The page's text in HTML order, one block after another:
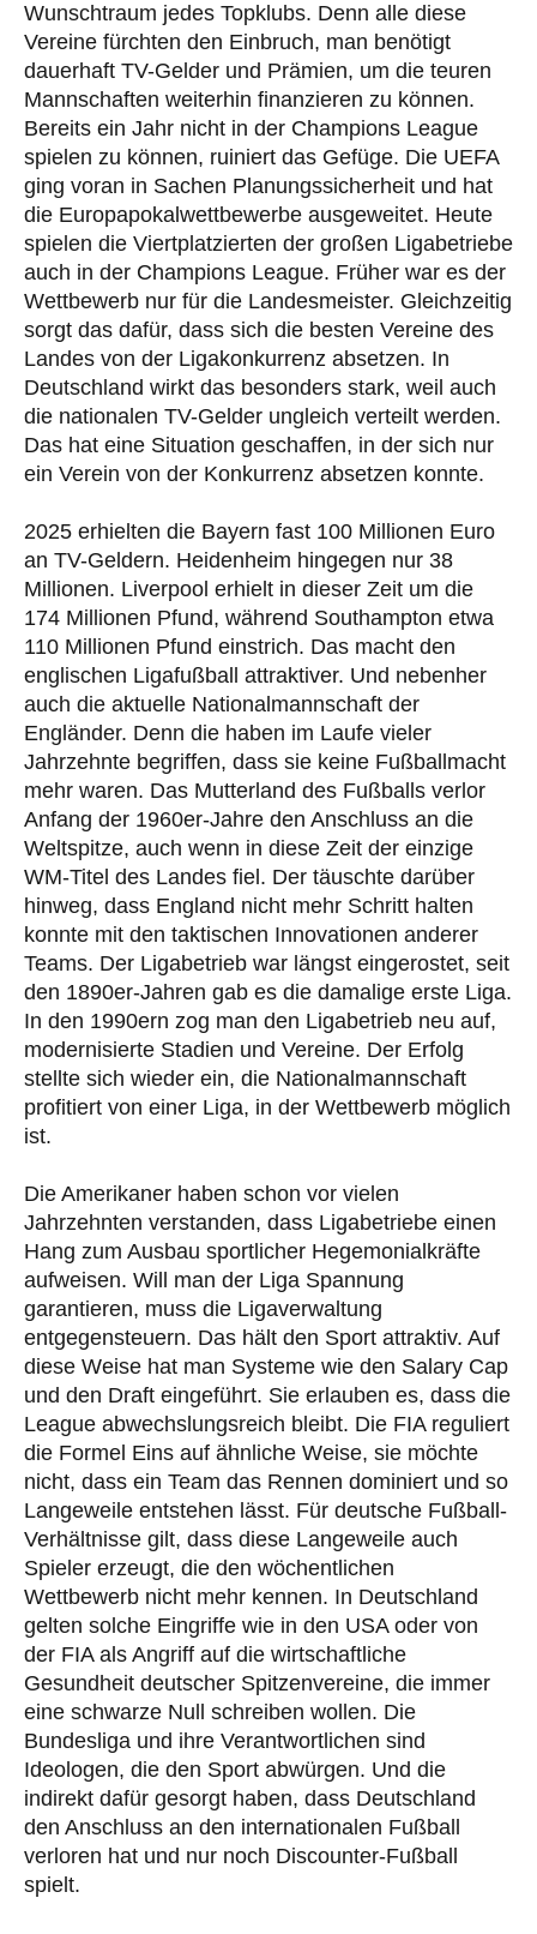
Wunschtraum jedes Topklubs. Denn alle diese
Vereine fürchten den Einbruch, man benötigt
dauerhaft TV-Gelder und Prämien, um die teuren
Mannschaften weiterhin finanzieren zu können.
Bereits ein Jahr nicht in der Champions League
spielen zu können, ruiniert das Gefüge. Die UEFA
ging voran in Sachen Planungssicherheit und hat
die Europapokalwettbewerbe ausgeweitet. Heute
spielen die Viertplatzierten der großen Ligabetriebe
auch in der Champions League. Früher war es der
Wettbewerb nur für die Landesmeister. Gleichzeitig
sorgt das dafür, dass sich die besten Vereine des
Landes von der Ligakonkurrenz absetzen. In
Deutschland wirkt das besonders stark, weil auch
die nationalen TV-Gelder ungleich verteilt werden.
Das hat eine Situation geschaffen, in der sich nur
ein Verein von der Konkurrenz absetzen konnte.
2025 erhielten die Bayern fast 100 Millionen Euro
an TV-Geldern. Heidenheim hingegen nur 38
Millionen. Liverpool erhielt in dieser Zeit um die
174 Millionen Pfund, während Southampton etwa
110 Millionen Pfund einstrich. Das macht den
englischen Ligafußball attraktiver. Und nebenher
auch die aktuelle Nationalmannschaft der
Engländer. Denn die haben im Laufe vieler
Jahrzehnte begriffen, dass sie keine Fußballmacht
mehr waren. Das Mutterland des Fußballs verlor
Anfang der 1960er-Jahre den Anschluss an die
Weltspitze, auch wenn in diese Zeit der einzige
WM-Titel des Landes fiel. Der täuschte darüber
hinweg, dass England nicht mehr Schritt halten
konnte mit den taktischen Innovationen anderer
Teams. Der Ligabetrieb war längst eingerostet, seit
den 1890er-Jahren gab es die damalige erste Liga.
In den 1990ern zog man den Ligabetrieb neu auf,
modernisierte Stadien und Vereine. Der Erfolg
stellte sich wieder ein, die Nationalmannschaft
profitiert von einer Liga, in der Wettbewerb möglich
ist.
Die Amerikaner haben schon vor vielen
Jahrzehnten verstanden, dass Ligabetriebe einen
Hang zum Ausbau sportlicher Hegemonialkräfte
aufweisen. Will man der Liga Spannung
garantieren, muss die Ligaverwaltung
entgegensteuern. Das hält den Sport attraktiv. Auf
diese Weise hat man Systeme wie den Salary Cap
und den Draft eingeführt. Sie erlauben es, dass die
League abwechslungsreich bleibt. Die FIA reguliert
die Formel Eins auf ähnliche Weise, sie möchte
nicht, dass ein Team das Rennen dominiert und so
Langeweile entstehen lässt. Für deutsche Fußball-
Verhältnisse gilt, dass diese Langeweile auch
Spieler erzeugt, die den wöchentlichen
Wettbewerb nicht mehr kennen. In Deutschland
gelten solche Eingriffe wie in den USA oder von
der FIA als Angriff auf die wirtschaftliche
Gesundheit deutscher Spitzenvereine, die immer
eine schwarze Null schreiben wollen. Die
Bundesliga und ihre Verantwortlichen sind
Ideologen, die den Sport abwürgen. Und die
indirekt dafür gesorgt haben, dass Deutschland
den Anschluss an den internationalen Fußball
verloren hat und nur noch Discounter-Fußball
spielt.